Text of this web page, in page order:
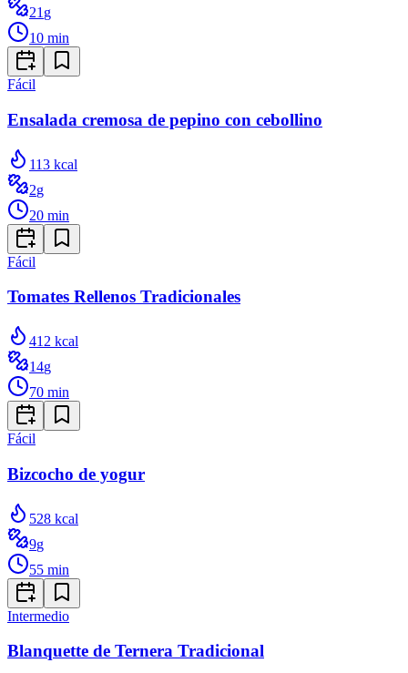
21 g
10 min
Fácil
Ensalada cremosa de pepino con cebollino
113 kcal
2g
20 min
Fácil
Tomates Rellenos Tradicionales
412 kcal
14g
70 min
Fácil
Bizcocho de yogur
528 kcal
9g
55 min
Intermedio
Blanquette de Ternera Tradicional